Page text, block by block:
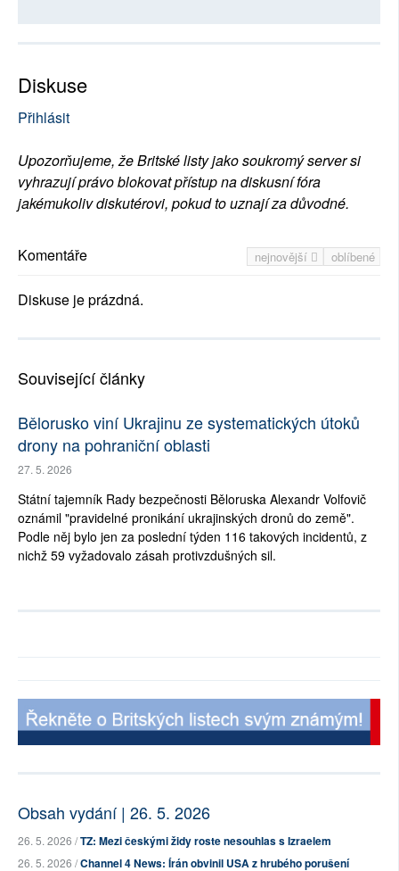
Diskuse
Přihlásit
Upozorňujeme, že Britské listy jako soukromý server si
vyhrazují právo blokovat přístup na diskusní fóra
jakémukoliv diskutérovi, pokud to uznají za důvodné.
nejnovější oblíbené
Komentáře
Diskuse je prázdná.
Související články
Bělorusko viní Ukrajinu ze systematických útoků
drony na pohraniční oblasti
27. 5. 2026
Státní tajemník Rady bezpečnosti Běloruska Alexandr Volfovič
oznámil "pravidelné pronikání ukrajinských dronů do země".
Podle něj bylo jen za poslední týden 116 takových incidentů, z
nichž 59 vyžadovalo zásah protivzdušných sil.
Obsah vydání | 26. 5. 2026
26. 5. 2026 /TZ: Mezi českými židy roste nesouhlas s Izraelem
26. 5. 2026 /Channel 4 News: Írán obvinil USA z hrubého porušení